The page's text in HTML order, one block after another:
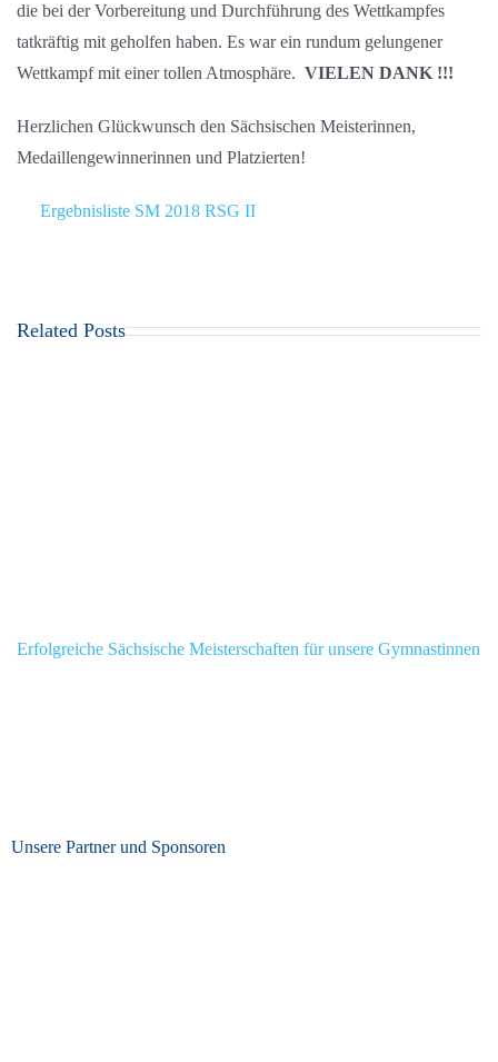
die bei der Vorbereitung und Durchführung des Wettkampfes
tatkräftig mit geholfen haben. Es war ein rundum gelungener
Wettkampf mit einer tollen Atmosphäre. VIELEN DANK !!!
Herzlichen Glückwunsch den Sächsischen Meisterinnen,
Medaillengewinnerinnen und Platzierten!
Ergebnisliste SM 2018 RSG II
Related Posts
Erfolgreiche Sächsische Meisterschaften für unsere Gymnastinnen
Unsere Partner und Sponsoren